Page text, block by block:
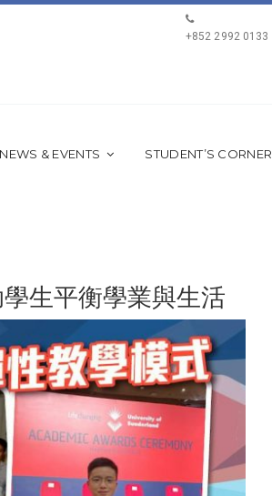
+852 2992 0133
NEWS & EVENTS STUDENT’S CORNER
生平衡學業與生活